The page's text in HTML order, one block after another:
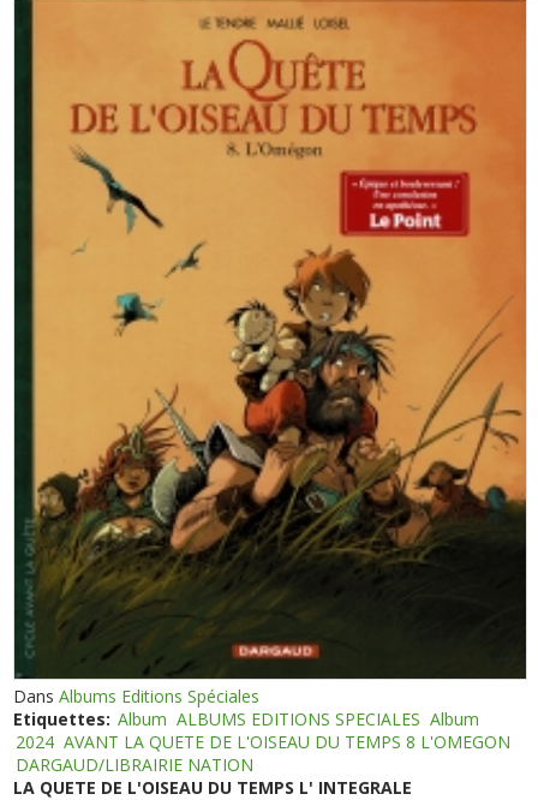
DansAlbums Editions Spéciales
Etiquettes: Album ALBUMS EDITIONS SPECIALES Album
2024 AVANT LA QUETE DE L'OISEAU DU TEMPS 8 L'OMEGON
DARGAUD/LIBRAIRIE NATION
LA QUETE DE L'OISEAU DU TEMPS L' INTEGRALE